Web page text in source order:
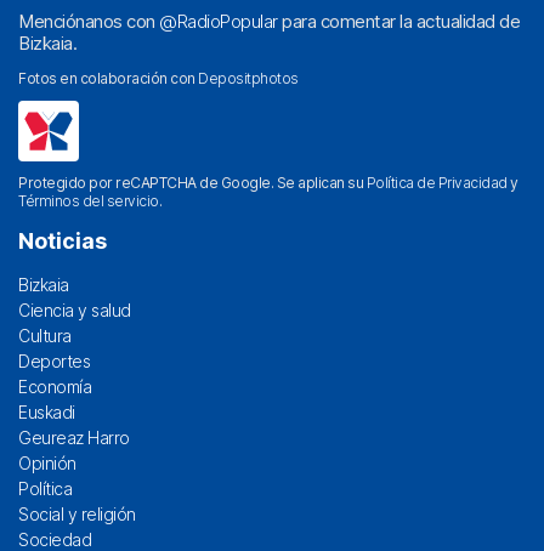
Menciónanos con @RadioPopularpara comentar la actualidad de
Bizkaia.
Fotos en colaboración con Depositphotos
Protegido por reCAPTCHA de Google. Se aplican su Política de Privacidad y
Términos del servicio.
Noticias
Bizkaia
Ciencia y salud
Cultura
Deportes
Economía
Euskadi
Geureaz Harro
Opinión
Política
Social y religión
Sociedad